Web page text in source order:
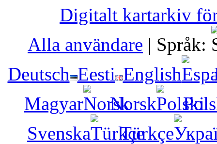
Digitalt kartarkiv
Alla användare | Språk:
Deutsch Eesti English
Magyar
Norsk
Svenska
Türkçe